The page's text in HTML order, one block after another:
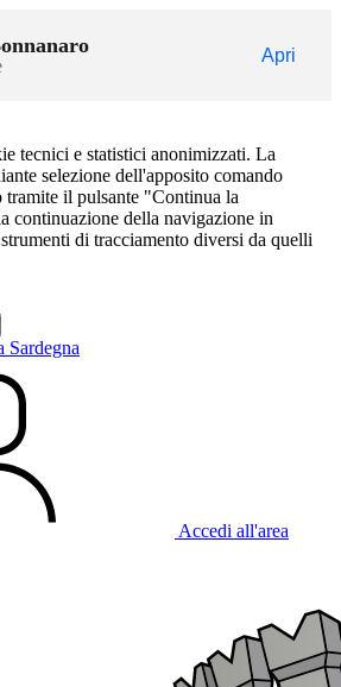
Apri
tecnici e statistici anonimizzati. La
selezione dell'apposito comando
il pulsante "Continua la
continuazione della navigazione in
di tracciamento diversi da quelli
Sardegna
Accedi all'area